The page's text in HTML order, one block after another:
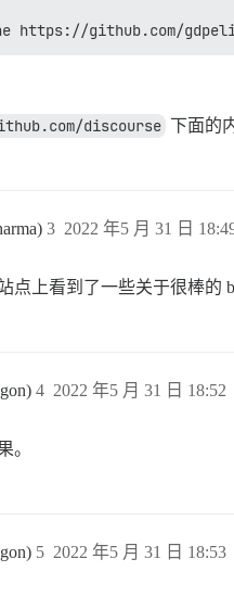
clone https://github.com/
discourse 下面的
2022 年5 月 31 日
3
点上看到了一些关于很棒的
2022 年5 月 31 日 18:52
4
。
2022 年5 月 31 日 18:53
5